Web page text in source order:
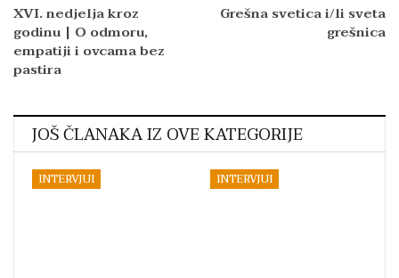
XVI. nedjelja kroz
godinu | O odmoru,
empatiji i ovcama bez
pastira
Grešna svetica i/li sveta
grešnica
JOŠ ČLANAKA IZ OVE KATEGORIJE
INTERVJUI INTERVJUI